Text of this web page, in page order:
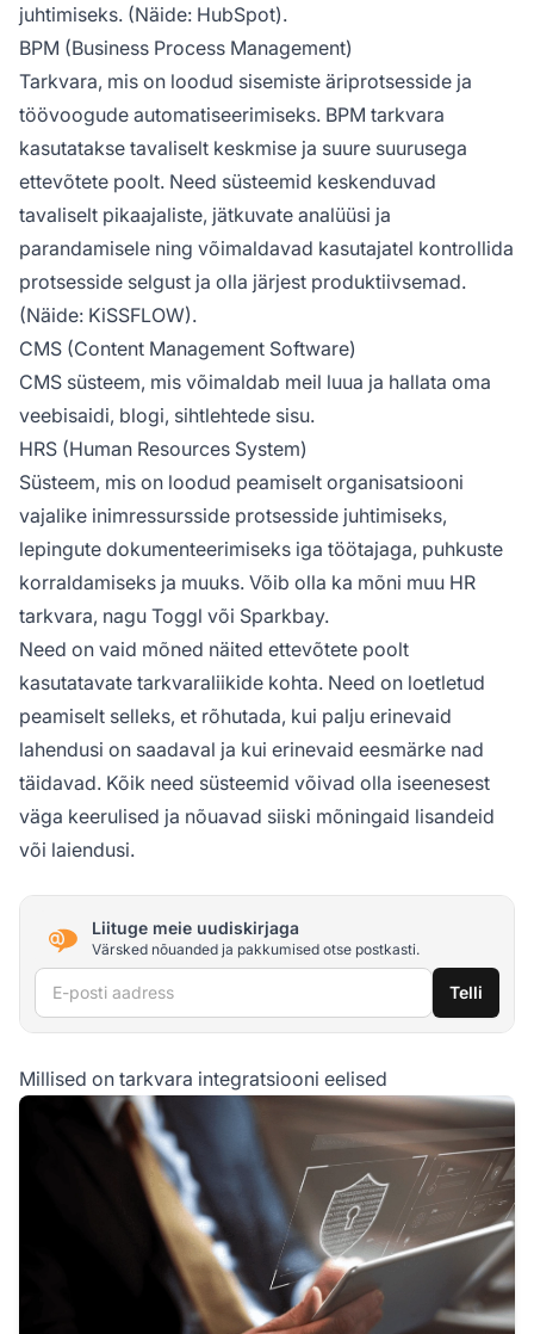
juhtimiseks. (Näide: HubSpot).
BPM (Business Process Management)
Tarkvara, mis on loodud sisemiste äriprotsesside ja
töövoogude automatiseerimiseks. BPM tarkvara
kasutatakse tavaliselt keskmise ja suure suurusega
ettevõtete poolt. Need süsteemid keskenduvad
tavaliselt pikaajaliste, jätkuvate analüüsi ja
parandamisele ning võimaldavad kasutajatel kontrollida
protsesside selgust ja olla järjest produktiivsemad.
(Näide: KiSSFLOW).
CMS (Content Management Software)
CMS süsteem, mis võimaldab meil luua ja hallata oma
veebisaidi, blogi, sihtlehtede sisu.
HRS (Human Resources System)
Süsteem, mis on loodud peamiselt organisatsiooni
vajalike inimressursside protsesside juhtimiseks,
lepingute dokumenteerimiseks iga töötajaga, puhkuste
korraldamiseks ja muuks. Võib olla ka mõni muu HR
tarkvara, nagu Toggl või Sparkbay.
Need on vaid mõned näited ettevõtete poolt
kasutatavate tarkvaraliikide kohta. Need on loetletud
peamiselt selleks, et rõhutada, kui palju erinevaid
lahendusi on saadaval ja kui erinevaid eesmärke nad
täidavad. Kõik need süsteemid võivad olla iseenesest
väga keerulised ja nõuavad siiski mõningaid lisandeid
või laiendusi.
Liituge meie uudiskirjaga
Värsked nõuanded ja pakkumised otse postkasti.
E-posti aadress Telli
Millised on tarkvara integratsiooni eelised